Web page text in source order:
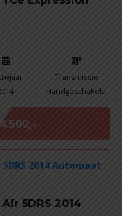
Transmissie
Handgeschakeld
4.500,-
5DRS 2014